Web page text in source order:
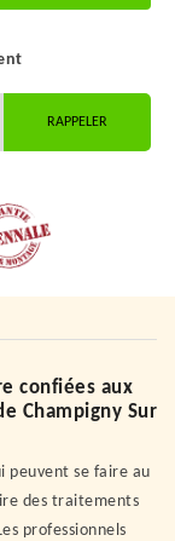
confiées aux
Champigny Sur
peuvent se faire au
des traitements
professionnels